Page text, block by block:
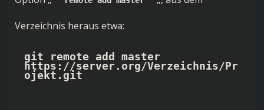
Verzeichnis heraus etwa:
git remote add master
https://server.org/Verzeichnis/Pr
ojekt.git